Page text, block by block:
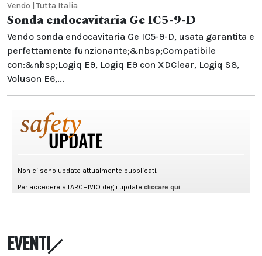
Vendo | Tutta Italia
Sonda endocavitaria Ge IC5-9-D
Vendo sonda endocavitaria Ge IC5-9-D, usata garantita e
perfettamente funzionante;&nbsp;Compatibile
con:&nbsp;Logiq E9, Logiq E9 con XDClear, Logiq S8,
Voluson E6,...
EVENTI